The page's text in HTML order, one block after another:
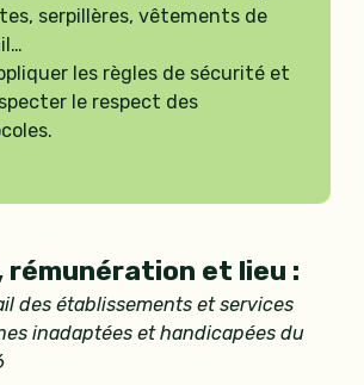
serpillères, vêtements de
les règles de sécurité et
le respect des
et lieu :
des établissements et services
inadaptées et handicapées du